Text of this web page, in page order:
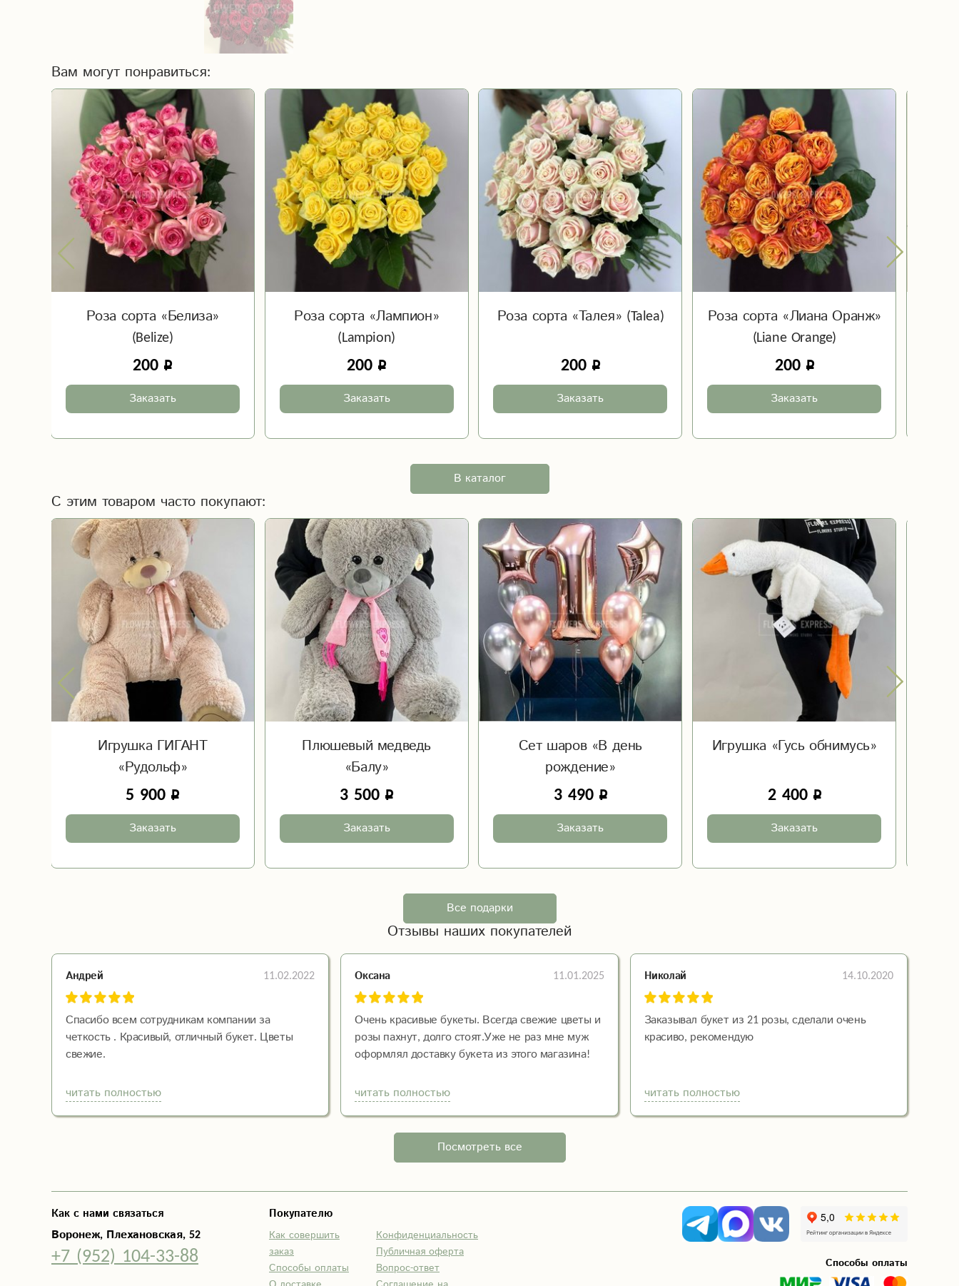
Вам могут понравиться:
Роза сорта «Белиза»
(Belize)
200
Заказать
Роза сорта «Лампион»
(Lampion)
200
Заказать
Роза сорта «Талея» (Talea)
200
Заказать
Роза сорта «Лиана Оранж»
(Liane Orange)
200
Заказать
В каталог
С этим товаром часто покупают:
Игрушка ГИГАНТ
«Рудольф»
5 900
Заказать
Плюшевый медведь
«Балу»
3 500
Заказать
Сет шаров «В день
рождение»
3 490
Заказать
Игрушка «Гусь обнимусь»
2 400
Заказать
Все подарки
Отзывы наших покупателей
Андрей 11.02.2022
Спасибо всем сотрудникам компании за
четкость . Красивый, отличный букет. Цветы
свежие.
читать полностью
Оксана 11.01.2025
Очень красивые букеты. Всегда свежие цветы и
розы пахнут, долго стоят.Уже не раз мне муж
оформлял доставку букета из этого магазина!
читать полностью
Николай 14.10.2020
Заказывал букет из 21 розы, сделали очень
красиво, рекомендую
читать полностью
Посмотреть все
Как с нами связаться
Воронеж, Плехановская, 52
+7 (952) 104-33-88
Покупателю
Как совершить
заказ
Способы оплаты
Конфиденциальность
Публичная оферта
Вопрос-ответ
Способы оплаты